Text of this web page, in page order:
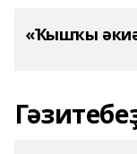
«Ҡышҡы